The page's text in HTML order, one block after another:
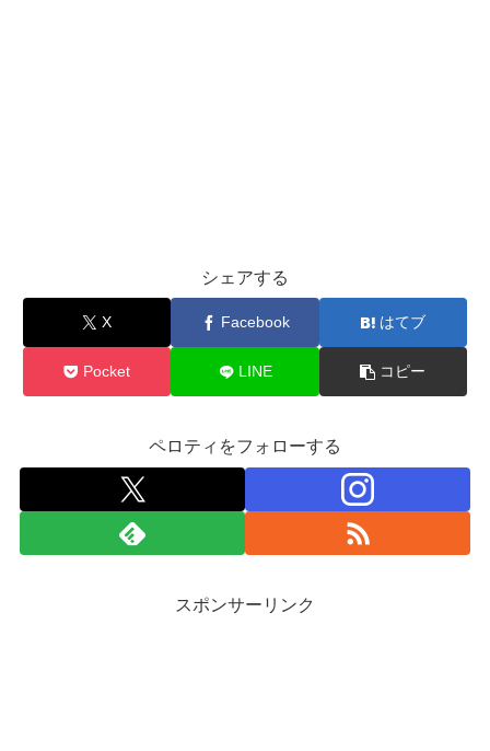
シェアする
X Facebook はてブ
Pocket LINE コピー
ペロティをフォローする
スポンサーリンク